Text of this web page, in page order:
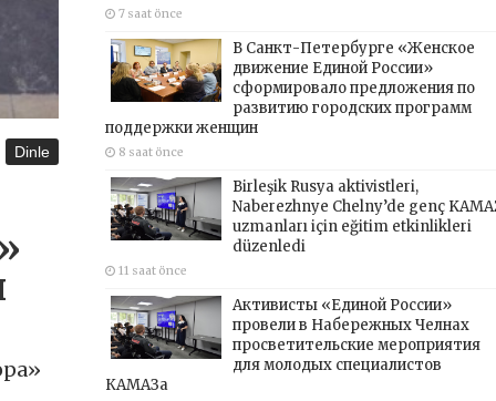
Dinle
7 saat önce
В Санкт-Петербурге «Женское
движение Единой России»
сформировало предложения по
развитию городских программ
поддержки женщин
8 saat önce
Birleşik Rusya aktivistleri,
Naberezhnye Chelny’de genç
uzmanları için eğitim etkinlikleri
düzenledi
11 saat önce
Активисты «Единой России»
провели в Набережных Челнах
просветительские мероприятия
для молодых специалистов
КАМАЗа